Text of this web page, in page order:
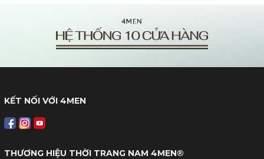
KẾT NỐI VỚI 4MEN
THƯƠNG HIỆU THỜI TRANG NAM 4MEN®